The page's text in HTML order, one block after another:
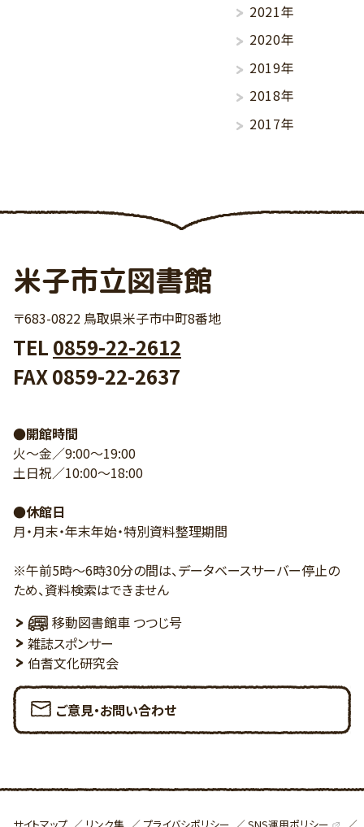
2021年
2020年
2019年
2018年
2017年
米子市立図書館
〒683-0822 鳥取県米子市中町8番地
TEL 0859-22-2612
FAX 0859-22-2637
●開館時間
火～金／9:00～19:00
土日祝／10:00～18:00
●休館日
月・月末・年末年始・特別資料整理期間
※午前5時～6時30分の間は、データベースサーバー停止の
ため、資料検索はできません
移動図書館車 つつじ号
雑誌スポンサー
伯耆文化研究会
ご意見・お問い合わせ